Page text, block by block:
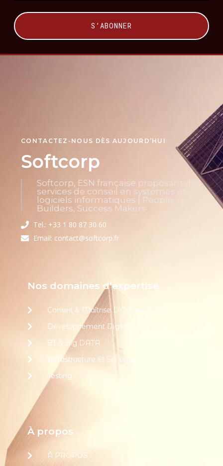
S’ABONNER
CONTACTEZ-NOUS DÈS AUJOURD’HUI
Softcorp
Softcorp, ESN française proposant des
services de conseil en systèmes et
logiciels informatiques | People
Builders, Success Makers
Tel.: +33 1 80 87 30 60
Email: contact@softcorp.fr
Nos domaines d’expertise
Conseil & Maîtrise D’Ouvrage
Développement Digital
BI & Big DATA
Infrastructure Et Sécurité
Testing
À propos
À PROPOS